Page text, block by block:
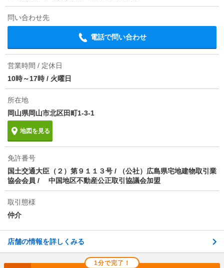
ほか初期費用
問い合わせ先
電話で問い合わせ
営業時間 / 定休日
10時～17時 / 火曜日
所在地
岡山県岡山市北区田町1-3-1
地図を見る
免許番号
国土交通大臣（２）第９１１３号 / （公社）広島県宅地建物取引業
協会会員 / 中国地区不動産公正取引協議会加盟
取引態様
仲介
店舗の情報を詳しくみる
1分で完了！